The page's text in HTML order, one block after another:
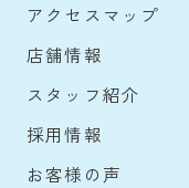
アクセスマップ
店舗情報
スタッフ紹介
採用情報
お客様の声